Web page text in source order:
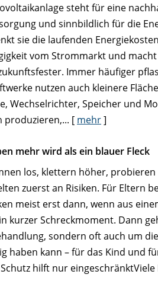
steht für eine
und sinnbildlich für die
sie die laufenden
vom Strommarkt und
Immer häufiger
nutzen auch kleinere
Wechselrichter, Speicher und
[ mehr]
mehr wird als ein blauer Fleck
los, klettern höher, probieren
zuerst an Risiken. Für Eltern
meist erst dann, wenn aus
kurzer Schreckmoment. Dann
sondern oft auch um
haben kann – für das Kind und
hilft nur